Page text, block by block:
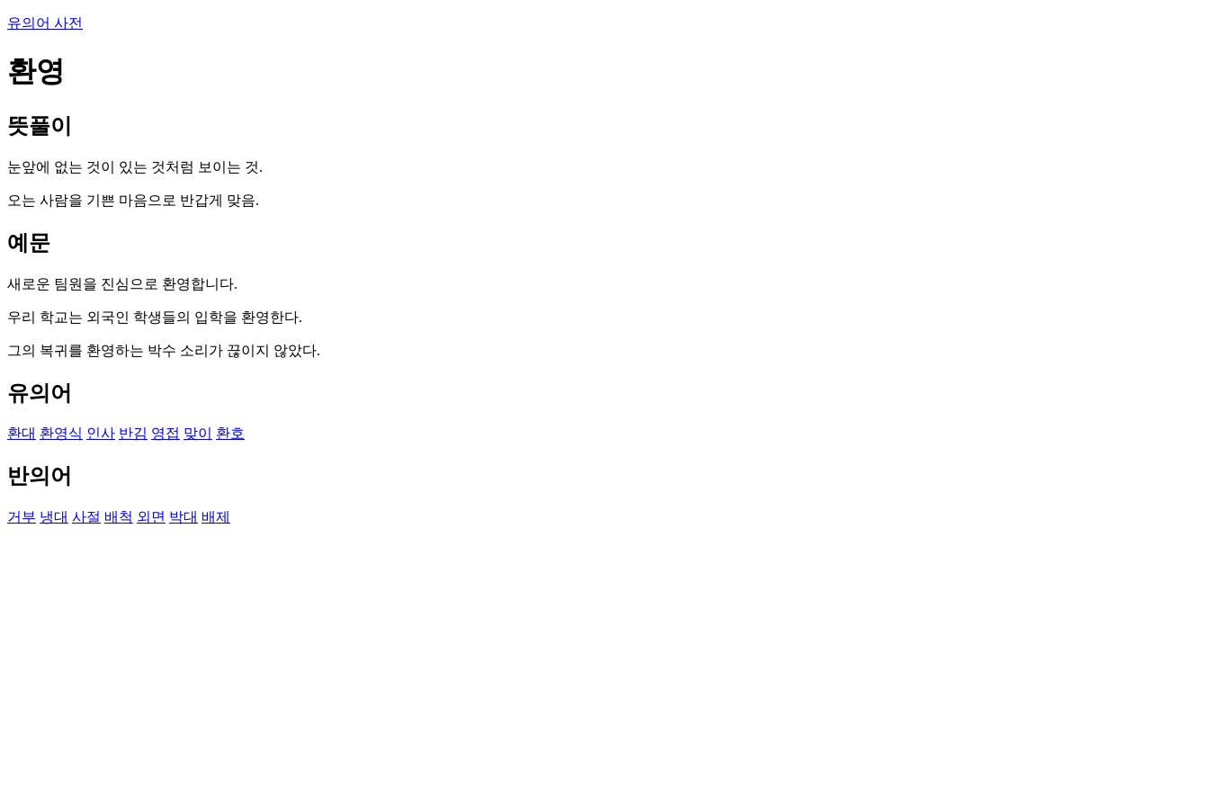
유의어 사전
환영
뜻풀이
눈앞에 없는 것이 있는 것처럼 보이는 것.
오는 사람을 기쁜 마음으로 반갑게 맞음.
예문
새로운 팀원을 진심으로 환영합니다.
우리 학교는 외국인 학생들의 입학을 환영한다.
그의 복귀를 환영하는 박수 소리가 끊이지 않았다.
유의어
환대 환영식 인사 반김 영접 맞이 환호
반의어
거부 냉대 사절 배척 외면 박대 배제